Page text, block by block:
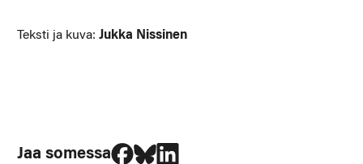
Teksti ja kuva: Jukka Nissinen
Jaa somessa
Jaa Facebookissa
Jaa Blueskyssa
Jaa LinkedIn:ssä